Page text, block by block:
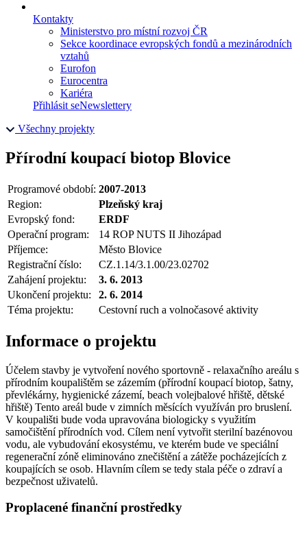
Kontakty
Ministerstvo pro místní rozvoj ČR
Sekce koordinace evropských fondů a mezinárodních
vztahů
Eurofon
Eurocentra
Kariéra
Přihlásit seNewslettery
Všechny projekty
Přírodní koupací biotop Blovice
Programové období: 2007-2013
Region:
Plzeňský kraj
Evropský fond:
ERDF
Operační program:
14 ROP NUTS II Jihozápad
Příjemce:
Město Blovice
Registrační číslo:
CZ.1.14/3.1.00/23.02702
Zahájení projektu:
3. 6. 2013
Ukončení projektu:
2. 6. 2014
Téma projektu:
Cestovní ruch a volnočasové aktivity
Informace o projektu
Účelem stavby je vytvoření nového sportovně - relaxačního areálu s
přírodním koupalištěm se zázemím (přírodní koupací biotop, šatny,
převlékárny, hygienické zázemí, beach volejbalové hřiště, dětské
hřiště) Tento areál bude v zimních měsících využíván pro bruslení.
V koupališti bude voda upravována biologicky s využitím
samočištění přírodních vod. Cílem není vytvořit sterilní bazénovou
vodu, ale vybudování ekosystému, ve kterém bude ve speciální
regenerační zóně eliminováno znečištění a zátěže pocházejících z
koupajících se osob. Hlavním cílem se tedy stala péče o zdraví a
bezpečnost uživatelů.
Proplacené finanční prostředky